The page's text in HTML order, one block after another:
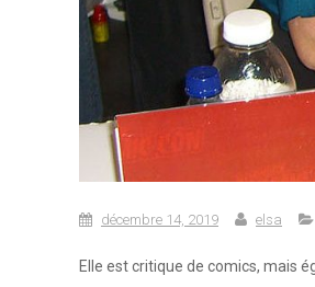
décembre 14, 2019 elsa
Elle est critique de comics, mais